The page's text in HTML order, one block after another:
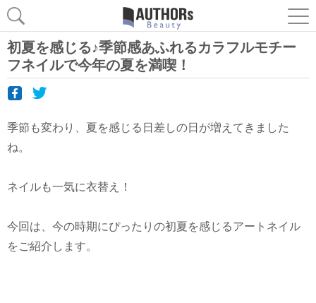
初夏を感じる♪季節感あふれるカラフルモチー
フネイルで今年の夏を満喫！
季節も変わり、夏を感じる日差しの日が増えてきました
ね。
ネイルも一気に衣替え！
今回は、今の時期にぴったりの初夏を感じるアートネイル
をご紹介します。